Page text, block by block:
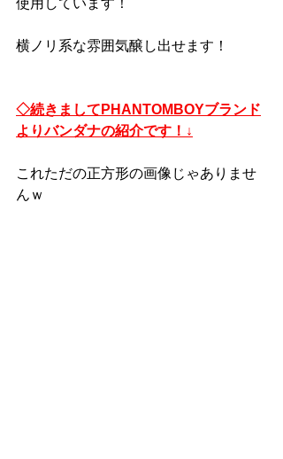
使用しています！
横ノリ系な雰囲気醸し出せます！
◇続きましてPHANTOMBOYブランド
よりバンダナの紹介です！↓
これただの正方形の画像じゃありませ
んｗ